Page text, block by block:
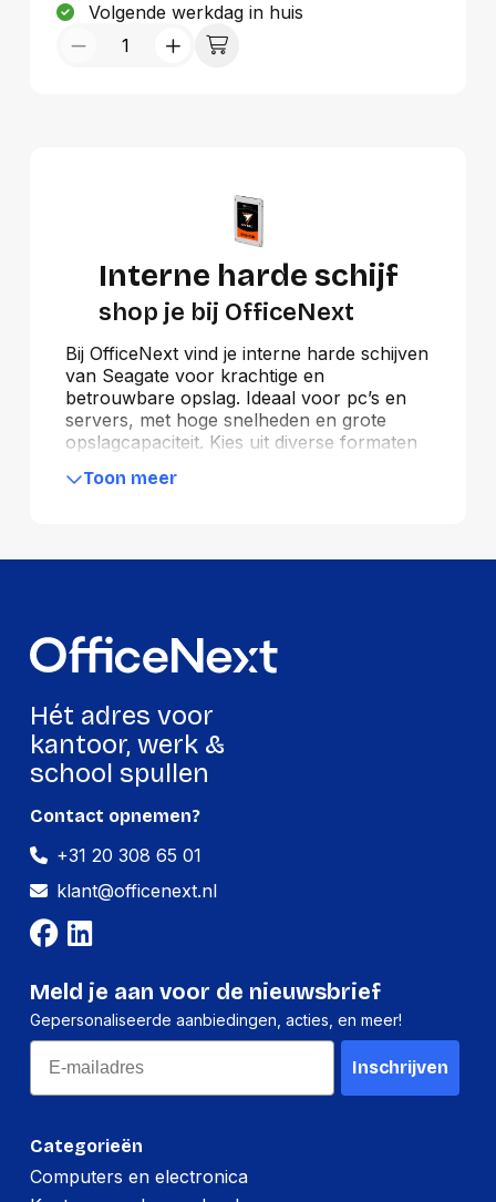
Volgende werkdag in huis
Interne harde schijf
shop je bij OfficeNext
Bij OfficeNext vind je interne harde schijven
van Seagate voor krachtige en
betrouwbare opslag. Ideaal voor pc’s en
servers, met hoge snelheden en grote
opslagcapaciteit. Kies uit diverse formaten
prestaties. Perfect voor back-ups, data-
Toon meer
Hét adres voor
kantoor, werk &
school spullen
Categorieën
Computers en electronica
Contact opnemen?
+31 20 308 65 01
klant@officenext.nl
Meld je aan voor de nieuwsbrief
Gepersonaliseerde aanbiedingen, acties, en meer!
Email
Inschrijven